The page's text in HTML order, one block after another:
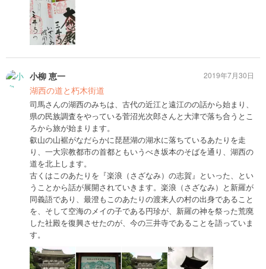
小柳 恵一
湖西の道と朽木街道
司馬さんの湖西のみちは、古代の近江と遠江のの話から始まり、
県の民族調査をやっている菅沼光次郎さんと大津で落ち合うとこ
ろから旅が始まります。
叡山の山裾がなだらかに琵琶湖の湖水に落ちているあたりを走
り、一大宗教都市の首都ともいうべき坂本のそばを通り、湖西の
道を北上します。
古くはこのあたりを『楽浪（さざなみ）の志賀』といった、とい
うことから話が展開されていきます。楽浪（さざなみ）と新羅が
同義語であり、最澄もこのあたりの渡来人の村の出身であること
を、そして空海のメイの子である円珍が、新羅の神を祭った荒廃
した社殿を復興させたのが、今の三井寺であることを語っていま
す。
2019年7月30日